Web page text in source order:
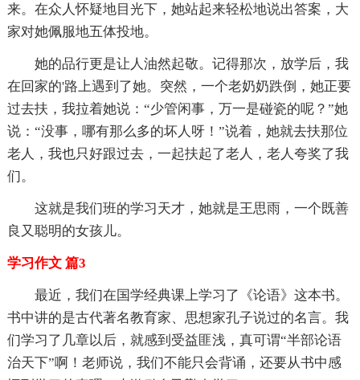
来。在众人怀疑地目光下，她站起来轻松地说出答案，大
家对她佩服地五体投地。
她的品行更是让人油然起敬。记得那次，放学后，我
在回家的'路上遇到了她。突然，一个老奶奶跌倒，她正要
过去扶，我拉着她说：“少管闲事，万一是碰瓷的呢？”她
说：“没事，哪有那么多的坏人呀！”说着，她就去扶那位
老人，我也只好跟过去，一起扶起了老人，老人夸奖了我
们。
这就是我们班的学习天才，她就是王思雨，一个既善
良又聪明的女孩儿。
学习作文 篇3
最近，我们在国学经典课上学习了《论语》这本书。
书中讲的是古代著名教育家、思想家孔子说过的名言。我
们学习了几章以后，就感到受益匪浅，真可谓“半部论语
治天下”啊！老师说，我们不能只会背诵，还要从书中感